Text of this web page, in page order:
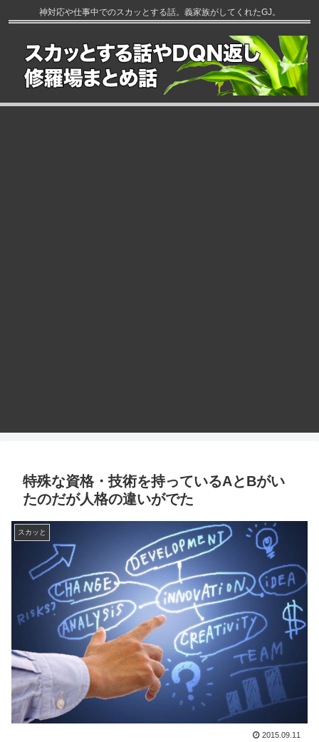
神対応や仕事中でのスカッとする話。義家族がしてくれたGJ。
特殊な資格・技術を持っているAとBがい
たのだが人格の違いがでた
スカッと
2015.09.11